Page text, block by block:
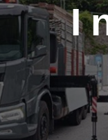
I